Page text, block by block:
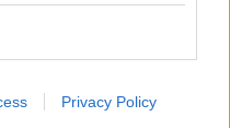
Privacy Policy
😉